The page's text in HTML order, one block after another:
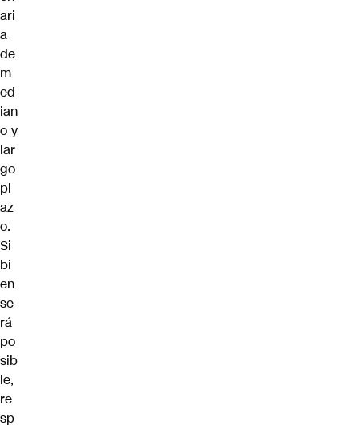
ari
a
de
m
ed
ian
o y
lar
go
pl
az
o.
Si
bi
en
se
rá
po
sib
le,
re
sp